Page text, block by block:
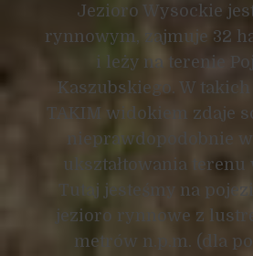
Jezioro Wysockie
rynnowym, zajmuje 32
i leży na terenie
Kaszubskiego. W
TAKIM widokiem zdaje
nieprawdopodobnie
ukształtowania terenu
Tutaj jesteśmy na
jezioro rynnowe z
metrów n.p.m. (dla